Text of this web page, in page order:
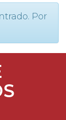
Por